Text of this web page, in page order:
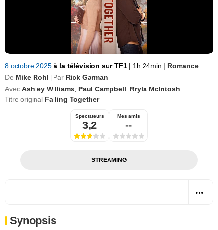
8 octobre 2025 à la télévision sur TF1 | 1h 24min | Romance
De Mike Rohl Par Rick Garman
Avec Ashley Williams Paul Campbell
Rryla McIntosh
Titre original Falling Together
Spectateurs
3,2
Mes amis
--
STREAMING
Synopsis